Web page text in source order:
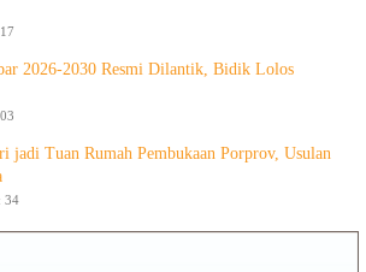
2026-2030 Resmi Dilantik, Bidik Lolos
Tuan Rumah Pembukaan Porprov, Usulan
34